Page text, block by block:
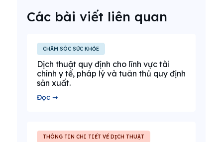
Các bài viết liên quan
CHĂM SÓC SỨC KHỎE
Dịch thuật quy định cho lĩnh vực tài
chính y tế, pháp lý và tuân thủ quy định
sản xuất.
Đọc ➞
THÔNG TIN CHI TIẾT VỀ DỊCH THUẬT